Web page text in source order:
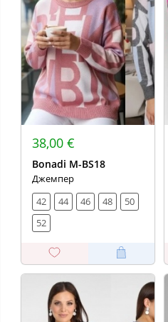
38,00 €
Bonadi M-BS18
Джемпер
42
44 46 48
50
52